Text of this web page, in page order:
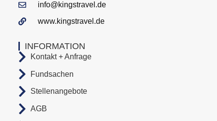
INFORMATION
Kontakt + Anfrage
Fundsachen
Stellenangebote
AGB
info@kingstravel.de
www.kingstravel.de